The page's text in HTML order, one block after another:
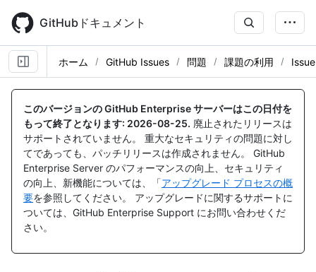
main
content
GitHubドキュメント
ホーム GitHub Issues 問題 課題の利用
このバージョンの GitHub Enterprise サーバーはこの日付を
もって終了となります: 2026-08-25. 廃止されたリリースは
サポートされていません。 重大なセキュリティの問題に対し
てであっても、パッチリリースは作成されません。 GitHub
Enterprise Server のパフォーマンスの向上、セキュリティ
の向上、新機能については、「アップグレード プロセスの概
要を参照してください。 アップグレードに関するサポートに
ついては、GitHub Enterprise Support にお問い合わせくだ
さい。